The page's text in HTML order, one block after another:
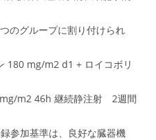
グループに割り付けられ
180 mg/m2 d1 + ロイコボリ
m2 46h 継続静注射 2週間
参加基準は、良好な臓器機